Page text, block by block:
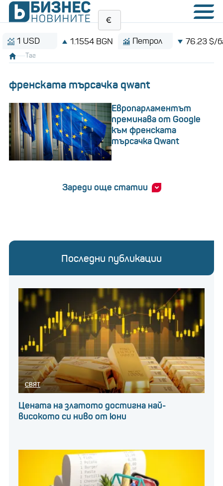
1.1554 BGN Петрол 76.23 $/барел
Таг
френската търсачка qwant
Европарламентът
преминава от Google
към френската
търсачка Qwant
Зареди още статии
Последни публикации
СВЯТ
Цената на златото достигна най-
високото си ниво от юни